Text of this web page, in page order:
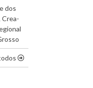
dos
os destaques